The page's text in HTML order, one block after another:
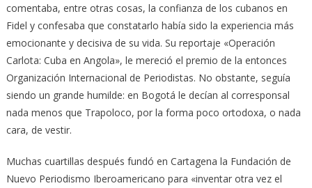
comentaba, entre otras cosas, la confianza de los cubanos en
Fidel y confesaba que constatarlo había sido la experiencia más
emocionante y decisiva de su vida. Su reportaje «Operación
Carlota: Cuba en Angola», le mereció el premio de la entonces
Organización Internacional de Periodistas. No obstante, seguía
siendo un grande humilde: en Bogotá le decían al corresponsal
nada menos que Trapoloco, por la forma poco ortodoxa, o nada
cara, de vestir.
Muchas cuartillas después fundó en Cartagena la Fundación de
Nuevo Periodismo Iberoamericano para «inventar otra vez el